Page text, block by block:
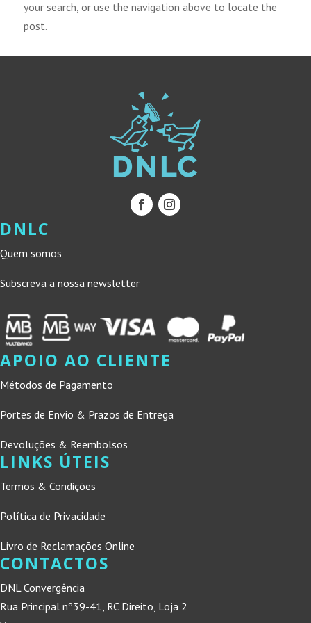
your search, or use the navigation above to locate the
post.
DNLC
Quem somos
Subscreva a nossa newsletter
APOIO AO CLIENTE
Métodos de Pagamento
Portes de Envio & Prazos de Entrega
Devoluções & Reembolsos
LINKS ÚTEIS
Termos & Condições
Política de Privacidade
Livro de Reclamações Online
CONTACTOS
DNL Convergência
Rua Principal nº39-41, RC Direito, Loja 2